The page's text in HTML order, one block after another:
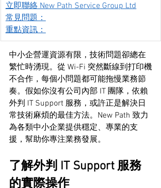
立即聯絡 New Path Service Group Ltd
常見問題：
重點資訊：
中小企營運資源有限，技術問題卻總在
繁忙時湧現。從 Wi-Fi 突然斷線到打印機
不合作，每個小問題都可能拖慢業務節
奏。假如你沒有公司內部 IT 團隊，依賴
外判 IT Support 服務，或許正是解決日
常技術麻煩的最佳方法。New Path 致力
為各類中小企業提供穩定、專業的支
援，幫助你專注業務發展。
了解外判 IT Support 服務
的實際操作